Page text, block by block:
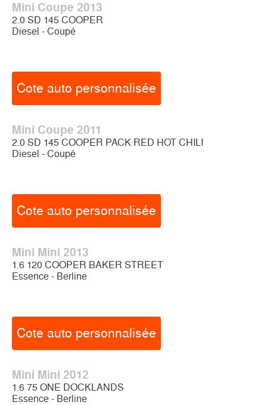
Mini Coupe 2013
2.0 SD 145 COOPER
Diesel - Coupé
Cote auto personnalisée
Mini Coupe 2011
2.0 SD 145 COOPER PACK RED HOT CHILI
Diesel - Coupé
Cote auto personnalisée
Mini Mini 2013
1.6 120 COOPER BAKER STREET
Essence - Berline
Cote auto personnalisée
Mini Mini 2012
1.6 75 ONE DOCKLANDS
Essence - Berline